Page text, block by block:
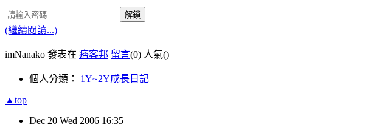
解鎖
(繼續閱讀...)
imNanako 發表在 痞客邦 留言(0) 人氣()
個人分類： 1Y~2Y成長日記
▲top
Dec 20 Wed 2006 16:35